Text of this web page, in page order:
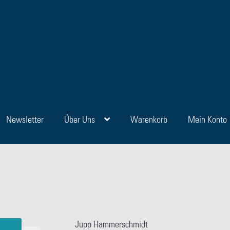
Newsletter Über Uns Warenkorb Mein Konto
Jupp Hammerschmidt